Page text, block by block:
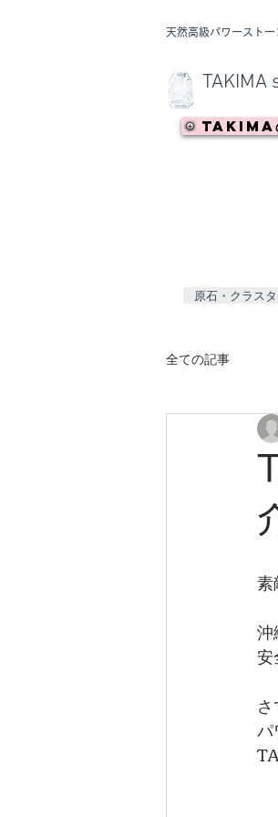
天然高級パワーストー
TAKIMA
原石・クラス
全ての記事